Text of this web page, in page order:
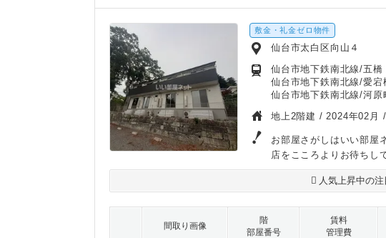
敷金・礼金ゼロ物件
仙台市太白区向山４
仙台市地下鉄南北線/五
仙台市地下鉄南北線/愛宕
仙台市地下鉄南北線/河原
地上2階建 /2024年02月
お部屋さがしはいい部屋
店をこころよりお待ちし
人気上昇中の注
間取り画像
階
部屋番号
賃料
管理費